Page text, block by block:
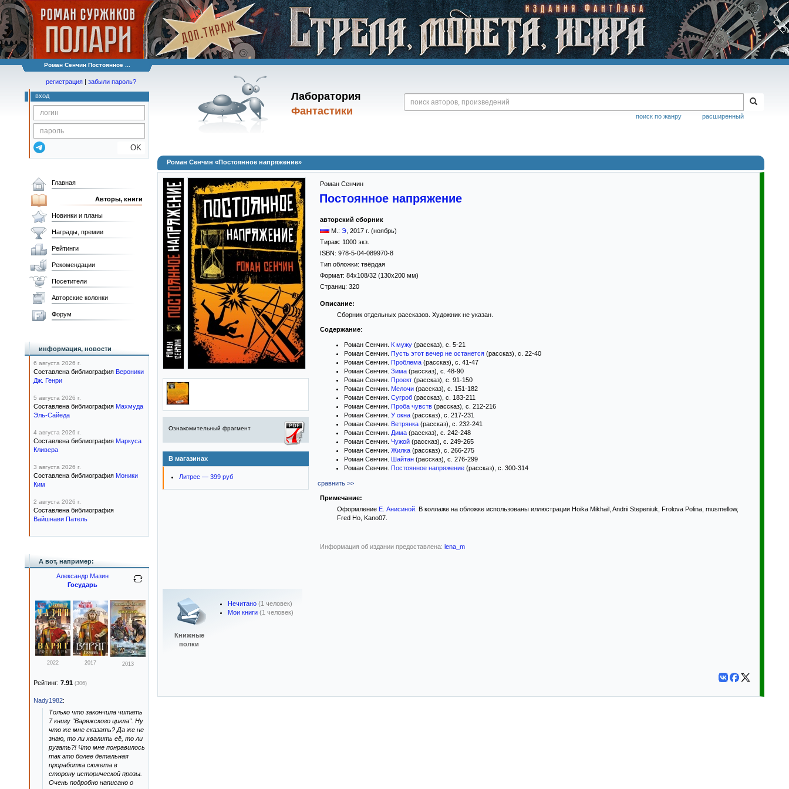
Роман Сенчин Постоянное ...
Лаборатория
Фантастики
расширенный
поиск по жанру
регистрация | забыли пароль?
вход
OK
Роман Сенчин «Постоянное напряжение»
Ознакомительный фрагмент
В магазинах
Литрес — 399 руб
Роман Сенчин
Постоянное напряжение
авторский сборник
М.: Э 2017 г. (ноябрь)
Тираж: 1000 экз.
ISBN: 978-5-04-089970-8
Тип обложки: твёрдая
Формат: 84x108/32 (130x200 мм)
Страниц: 320
Описание:
Сборник отдельных рассказов. Художник не указан.
Содержание:
Роман Сенчин. К мужу (рассказ), с. 5-21
Роман Сенчин. Пусть этот вечер не останется (рассказ), с. 22-40
Роман Сенчин. Проблема (рассказ), с. 41-47
Роман Сенчин. Зима (рассказ), с. 48-90
Роман Сенчин. Проект (рассказ), с. 91-150
Роман Сенчин. Мелочи (рассказ), с. 151-182
Роман Сенчин. Сугроб (рассказ), с. 183-211
Роман Сенчин. Проба чувств (рассказ), с. 212-216
Роман Сенчин. У окна (рассказ), с. 217-231
Роман Сенчин. Ветрянка (рассказ), с. 232-241
Роман Сенчин. Дима (рассказ), с. 242-248
Роман Сенчин. Чужой (рассказ), с. 249-265
Роман Сенчин. Жилка (рассказ), с. 266-275
Роман Сенчин. Шайтан (рассказ), с. 276-299
Роман Сенчин. Постоянное напряжение (рассказ), с. 300-314
сравнить >>
Примечание:
Оформление Е. Анисиной. В коллаже на обложке использованы иллюстрации Hoika Mikhail, Andrii Stepeniuk, Frolova Polina, musmellow,
Fred Ho, Kano07.
Информация об издании предоставлена: lena_m
Книжные
полки
Нечитано (1 человек)
Мои книги (1 человек)
Главная
Авторы, книги
Новинки и планы
Награды, премии
Рейтинги
Рекомендации
Посетители
Авторские колонки
Форум
информация, новости
6 августа 2026 г.
Составлена библиография Вероники
Дж. Генри
5 августа 2026 г.
Составлена библиография Махмуда
Эль-Сайеда
4 августа 2026 г.
Составлена библиография Маркуса
Кливера
3 августа 2026 г.
Составлена библиография Моники
Ким
2 августа 2026 г.
Составлена библиография
Вайшнави Патель
А вот, например:
Александр Мазин
Государь
2022 2017 2013
Рейтинг: 7.91 (306)
Nady1982:
Только что закончила читать
7 книгу "Варяжского цикла". Ну
что же мне сказать? Да же не
знаю, то ли хвалить её, то ли
ругать?! Что мне понравилось
так это более детальная
проработка сюжета в
сторону исторической прозы.
Очень подробно написано о